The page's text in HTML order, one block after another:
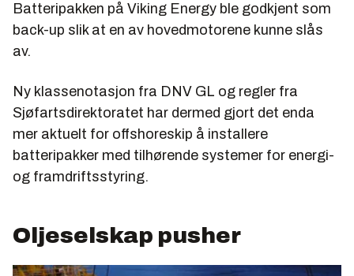
Batteripakken på Viking Energy ble godkjent som
back-up slik at en av hovedmotorene kunne slås
av.
Ny klassenotasjon fra DNV GL og regler fra
Sjøfartsdirektoratet har dermed gjort det enda
mer aktuelt for offshoreskip å installere
batteripakker med tilhørende systemer for energi-
og framdriftsstyring.
Oljeselskap pusher